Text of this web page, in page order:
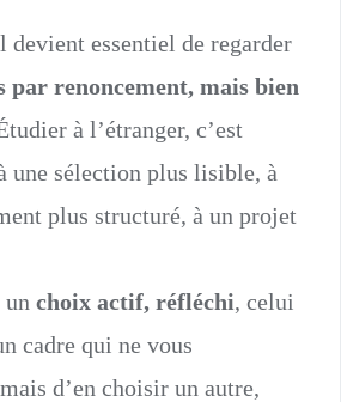
devient essentiel de regarder
par renoncement, mais bien
à l’étranger, c’est
une sélection plus lisible, à
plus structuré, à un projet
un choix actif, réfléchi, celui
cadre qui ne vous
d’en choisir un autre,